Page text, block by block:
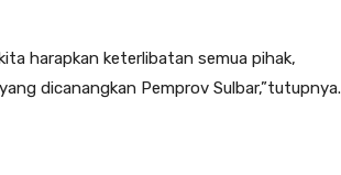
harapkan keterlibatan semua pihak,
dicanangkan Pemprov Sulbar,”tutupnya.